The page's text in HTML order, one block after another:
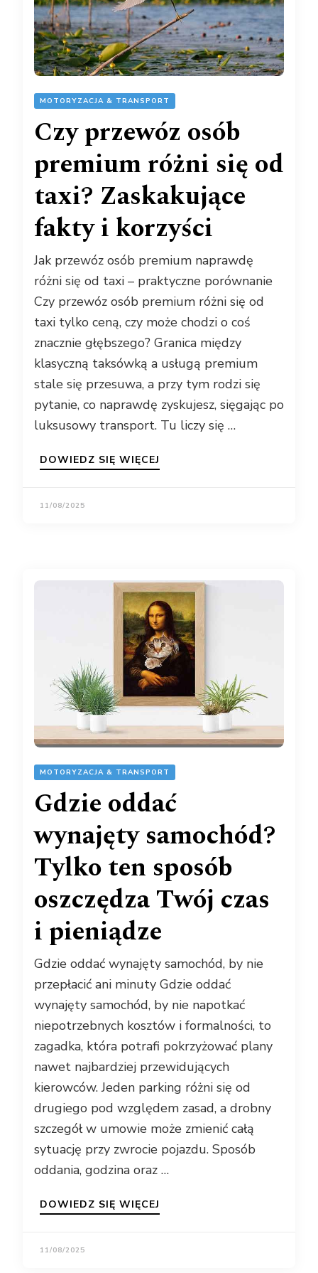
MOTORYZACJA & TRANSPORT
Czy przewóz osób
premium różni się od
taxi? Zaskakujące
fakty i korzyści
Jak przewóz osób premium naprawdę
różni się od taxi – praktyczne porównanie
Czy przewóz osób premium różni się od
taxi tylko ceną, czy może chodzi o coś
znacznie głębszego? Granica między
klasyczną taksówką a usługą premium
stale się przesuwa, a przy tym rodzi się
pytanie, co naprawdę zyskujesz, sięgając po
luksusowy transport. Tu liczy się …
DOWIEDZ SIĘ WIĘCEJ
11/08/2025
MOTORYZACJA & TRANSPORT
Gdzie oddać
wynajęty samochód?
Tylko ten sposób
oszczędza Twój czas
i pieniądze
Gdzie oddać wynajęty samochód, by nie
przepłacić ani minuty Gdzie oddać
wynajęty samochód, by nie napotkać
niepotrzebnych kosztów i formalności, to
zagadka, która potrafi pokrzyżować plany
nawet najbardziej przewidujących
kierowców. Jeden parking różni się od
drugiego pod względem zasad, a drobny
szczegół w umowie może zmienić całą
sytuację przy zwrocie pojazdu. Sposób
oddania, godzina oraz …
DOWIEDZ SIĘ WIĘCEJ
11/08/2025